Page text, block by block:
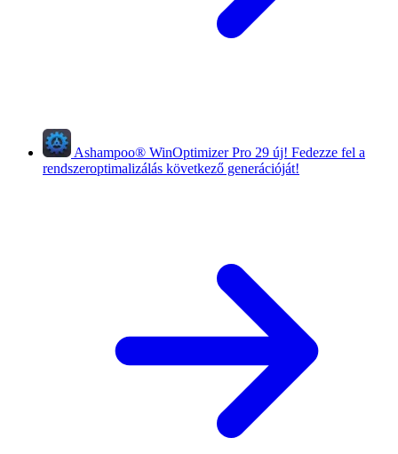
Ashampoo® WinOptimizer Pro 29 új! Fedezze fel a
rendszeroptimalizálás következő generációját!